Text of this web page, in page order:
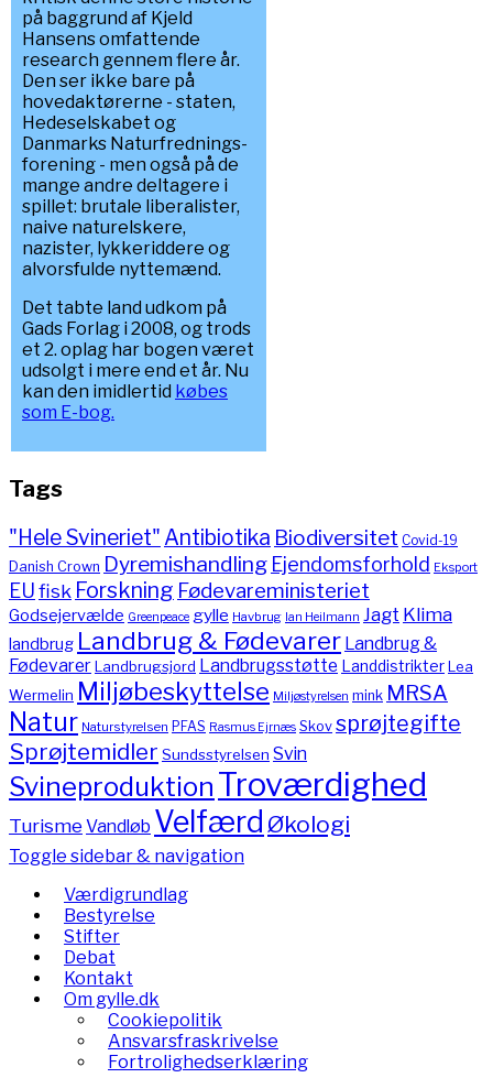
på baggrund af Kjeld
Hansens omfattende
research gennem flere år.
Den ser ikke bare på
hovedaktørerne - staten,
Hedeselskabet og
Danmarks Naturfrednings-
forening - men også på de
mange andre deltagere i
spillet: brutale liberalister,
naive naturelskere,
nazister, lykkeriddere og
alvorsfulde nyttemænd.
Det tabte land udkom på
Gads Forlag i 2008, og trods
et 2. oplag har bogen været
udsolgt i mere end et år. Nu
kan den imidlertid købes
som E-bog.
Tags
"Hele Svineriet" Antibiotika Biodiversitet Covid-19
Danish Crown Dyremishandling Ejendomsforhold Eksport
EUfisk Forskning Fødevareministeriet
Godsejervælde Greenpeace gylle Havbrug Ian Heilmann Jagt Klima
landbrug Landbrug & Fødevarer Landbrug &
FødevarerLandbrugsjord Landbrugsstøtte LanddistrikterLea
Wermelin Miljøbeskyttelse Miljøstyrelsen mink MRSA
Natur Naturstyrelsen PFAS Rasmus Ejrnæs Skov sprøjtegifte
Sprøjtemidler Sundsstyrelsen Svin
Svineproduktion Troværdighed
TurismeVandløb Velfærd Økologi
Toggle sidebar & navigation
Værdigrundlag
Bestyrelse
Stifter
Debat
Kontakt
Om gylle.dk
Cookiepolitik
Ansvarsfraskrivelse
Fortrolighedserklæring